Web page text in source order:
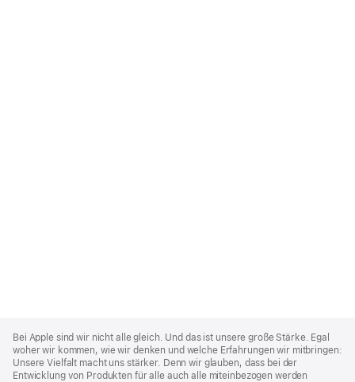
Footer
Bei Apple sind wir nicht alle gleich. Und das ist unsere große Stärke. Egal
woher wir kommen, wie wir denken und welche Erfahrungen wir mitbringen:
Unsere Vielfalt macht uns stärker. Denn wir glauben, dass bei der
Entwicklung von Produkten für alle auch alle miteinbezogen werden